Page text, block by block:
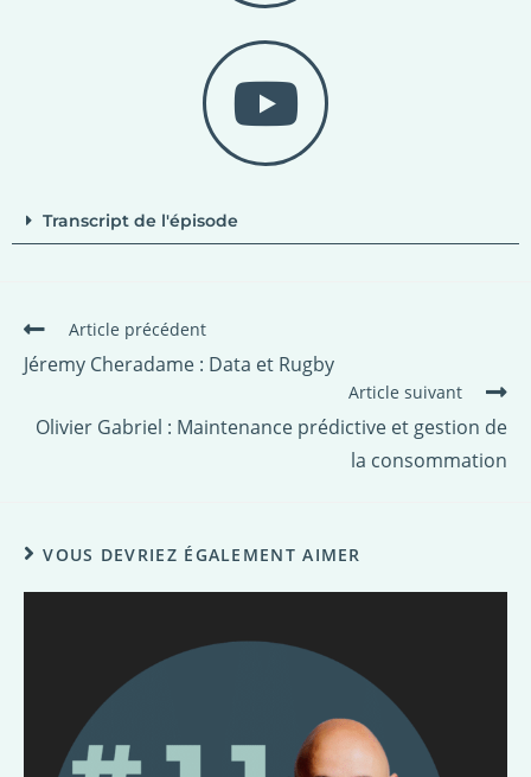
Transcript de l'épisode
Article précédent
Jéremy Cheradame : Data et Rugby
Article suivant
Olivier Gabriel : Maintenance prédictive et gestion de
la consommation
VOUS DEVRIEZ ÉGALEMENT AIMER